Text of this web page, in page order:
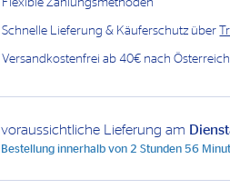
Flexible Zahlungsmethoden
Schnelle Lieferung & Käuferschutz über
Versandkostenfrei ab 40€ nach
voraussichtliche Lieferung am
Bestellung innerhalb von2 Stunden 56